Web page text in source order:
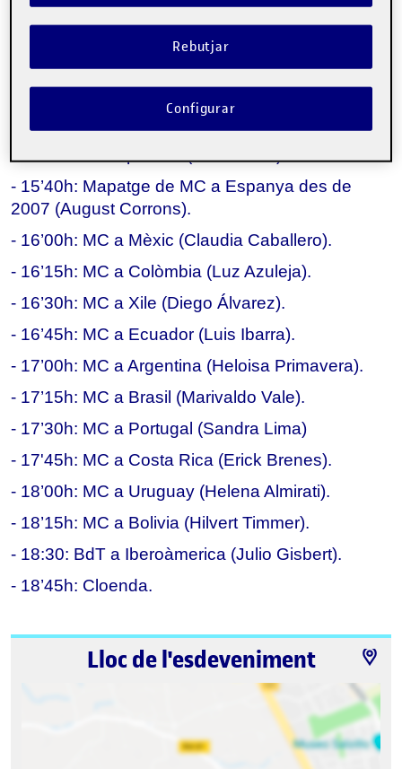
Programa Hora local de l'esdeveniment
- 15’20h: Guia Metodològica de MC des de
- 15’40h: Mapatge de MC a Espanya des de
2007 (August Corrons).
- 16’00h: MC a Mèxic (Claudia Caballero).
- 16’15h: MC a Colòmbia (Luz Azuleja).
- 16’30h: MC a Xile (Diego Álvarez).
- 16’45h: MC a Ecuador (Luis Ibarra).
- 17’00h: MC a Argentina (Heloisa Primavera).
- 17’15h: MC a Brasil (Marivaldo Vale).
- 17’30h: MC a Portugal (Sandra Lima)
- 17'45h: MC a Costa Rica (Erick Brenes).
- 18’00h: MC a Uruguay (Helena Almirati).
- 18’15h: MC a Bolivia (Hilvert Timmer).
- 18:30: BdT a Iberoàmerica (Julio Gisbert).
- 18’45h: Cloenda.
Lloc de l'esdeveniment
Rebutjar
Configurar